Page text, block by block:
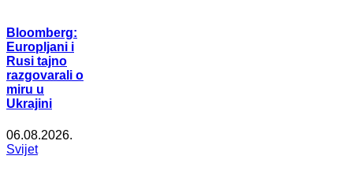
Bloomberg:
Europljani i
Rusi tajno
razgovarali o
miru u
Ukrajini
06.08.2026.
Svijet